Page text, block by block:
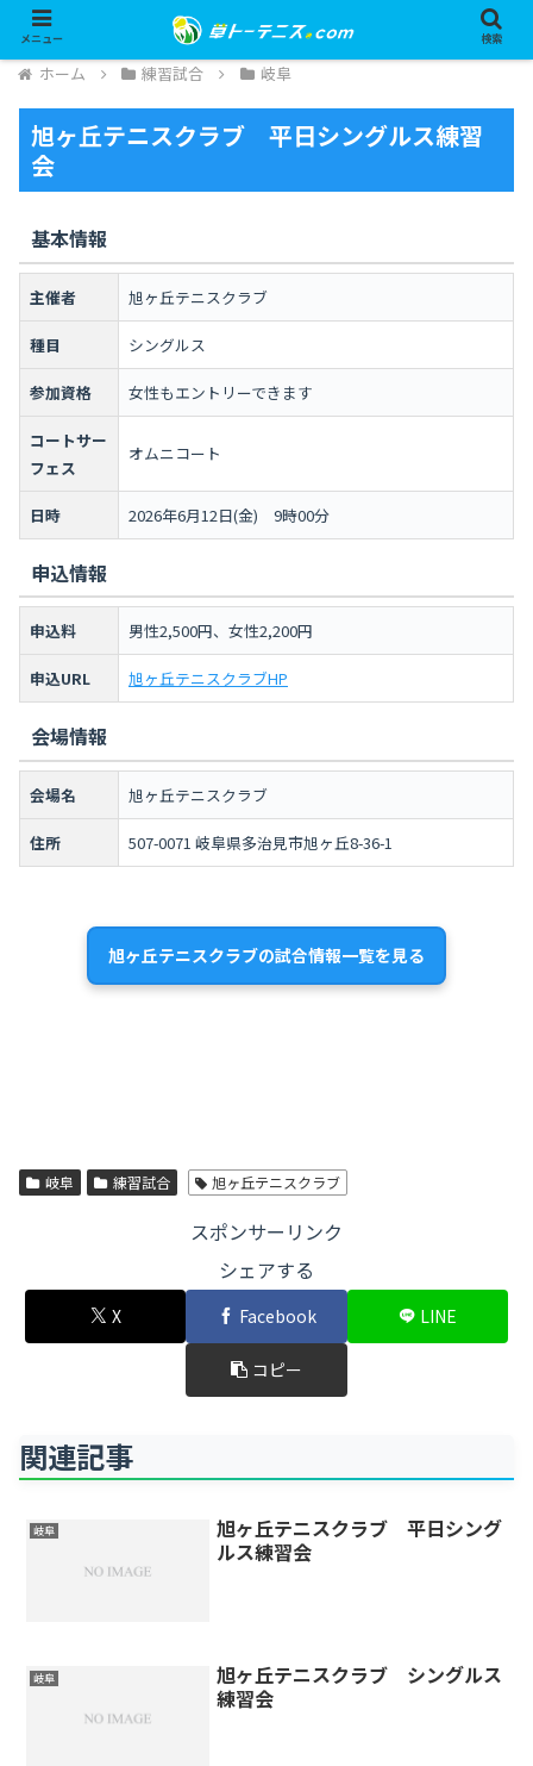
ホーム 練習試合 岐阜
旭ヶ丘テニスクラブ 平日シングルス練習
会
基本情報
主催者 旭ヶ丘テニスクラブ
種目 シングルス
参加資格 女性もエントリーできます
コートサー
フェス
オムニコート
日時 2026年6月12日(金) 9時00分
申込情報
申込料 男性2,500円、女性2,200円
申込URL 旭ヶ丘テニスクラブHP
会場情報
会場名 旭ヶ丘テニスクラブ
住所 507-0071 岐阜県多治見市旭ヶ丘8-36-1
旭ヶ丘テニスクラブの試合情報一覧を見る
岐阜 練習試合 旭ヶ丘テニスクラブ
スポンサーリンク
シェアする
X Facebook LINE
コピー
関連記事
岐阜
旭ヶ丘テニスクラブ 平日シング
ルス練習会
岐阜
旭ヶ丘テニスクラブ シングルス
練習会
メニュー 検索